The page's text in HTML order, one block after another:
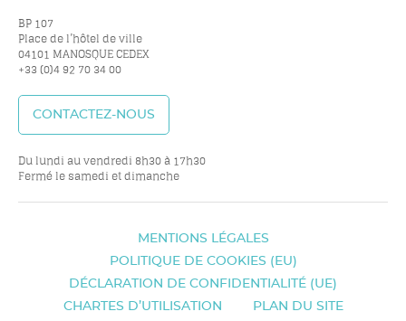
sur
twitterfacebook
BP 107
Place de l’hôtel de ville
04101 MANOSQUE CEDEX
+33 (0)4 92 70 34 00
CONTACTEZ-NOUS
Du lundi au vendredi 8h30 à 17h30
Fermé le samedi et dimanche
MENTIONS LÉGALES
POLITIQUE DE COOKIES (EU)
DÉCLARATION DE CONFIDENTIALITÉ (UE)
CHARTES D’UTILISATION
PLAN DU SITE